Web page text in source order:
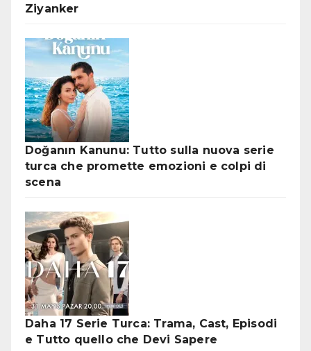
Ziyanker
Doğanın Kanunu: Tutto sulla nuova serie
turca che promette emozioni e colpi di
scena
Daha 17 Serie Turca: Trama, Cast, Episodi
e Tutto quello che Devi Sapere